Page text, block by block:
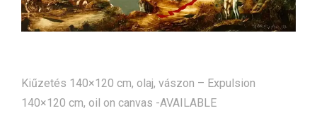
Kiűzetés 140×120 cm, olaj, vászon – Expulsion
140×120 cm, oil on canvas -AVAILABLE